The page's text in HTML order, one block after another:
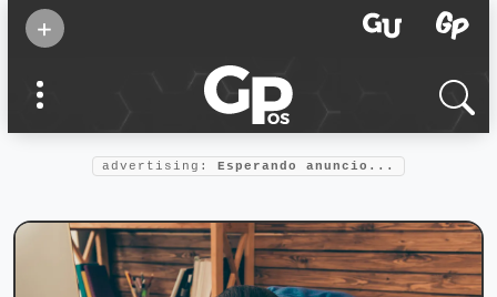
+
confianza
Foro salud
advertising: Esperando anuncio...